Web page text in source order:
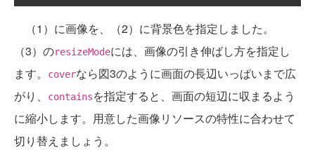
（1）に画像を、（2）に背景色を指定しました。
（3）のresizeModeには、画像の引き伸ばし方を指定し
ます。
coverなら図3のように画面の長辺いっぱいまで広
がり、
containsを指定すると、画面の短辺に収まるよう
に縮小します。用意した画像リソースの特性に合わせて
切り替えましょう。